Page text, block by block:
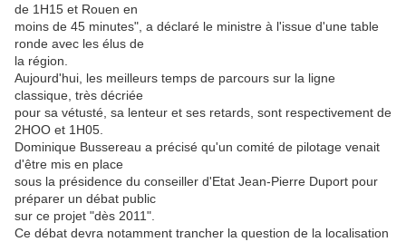
de 1H15 et Rouen en
moins de 45 minutes", a déclaré le ministre à l'issue d'une table
ronde avec les élus de
la région.
Aujourd'hui, les meilleurs temps de parcours sur la ligne
classique, très décriée
pour sa vétusté, sa lenteur et ses retards, sont respectivement de
2HOO et 1H05.
Dominique Bussereau a précisé qu'un comité de pilotage venait
d'être mis en place
sous la présidence du conseiller d'Etat Jean-Pierre Duport pour
préparer un débat public
sur ce projet "dès 2011".
Ce débat devra notamment trancher la question de la localisation